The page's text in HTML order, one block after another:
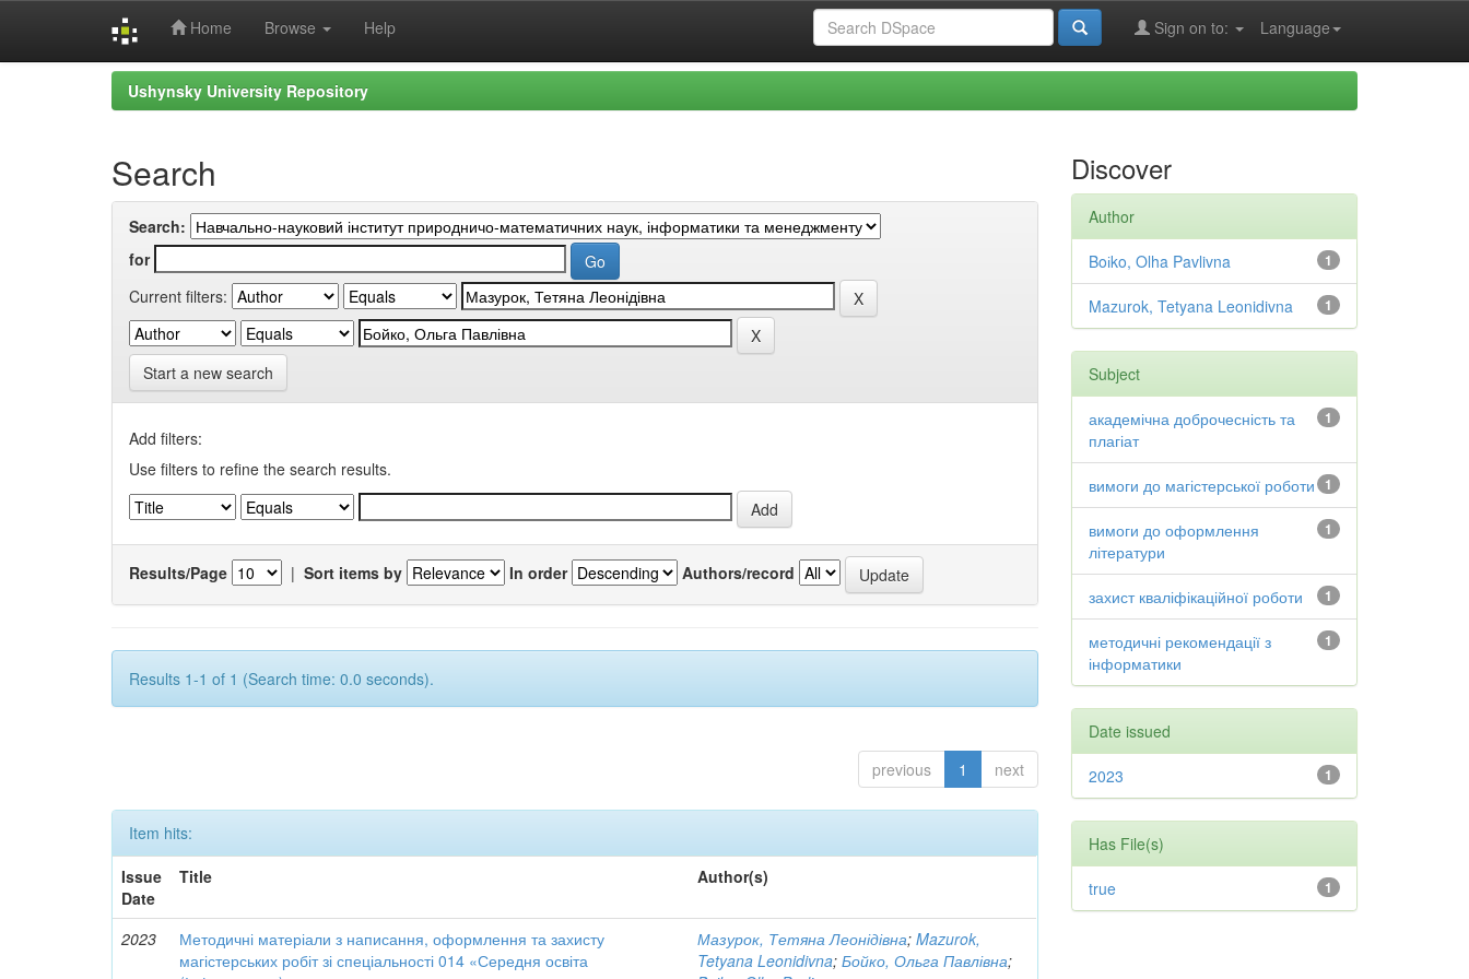
Home Browse Help Language
Sign on to:
Ushynsky University Repository
Search
Search:
for
Current filters:
Start a new search
Add filters:
Use filters to refine the search results.
Results/Page | Sort items by In order Authors/record
Results 1-1 of 1 (Search time: 0.0 seconds).
previous 1 next
Item hits:
Issue
Date
Title Author(s)
2023
Методичні матеріали з написання, оформлення та захисту
магістерських робіт зі спеціальності 014 «Середня освіта
Мазурок, Тетяна Леонідівна;Mazurok,
Tetyana Leonidivna;Бойко, Ольга Павлівна;
Discover
Author
1
Boіko, Olha Pavlivna
1
Mazurok, Tetyana Leonidivna
Subject
1
академічна доброчесність та
плагіат
1
вимоги до магістерської роботи
1
вимоги до оформлення
літератури
1
захист кваліфікаційної роботи
1
методичні рекомендації з
інформатики
Date issued
1
2023
Has File(s)
1
true